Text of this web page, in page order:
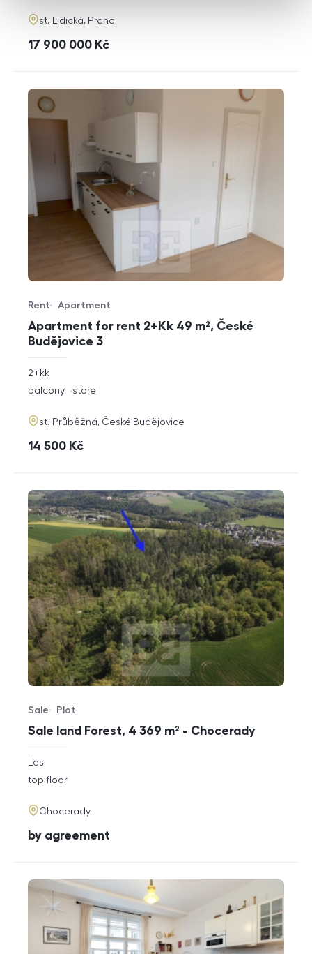
adresa
st. Lidická, Praha
cena
17 900 000 Kč
Apartment for rent 2+Kk 49 m², České
Budějovice 3
Offer type
Rent
Property type
Apartment
rozměry
2+kk
funkce
balcony store
adresa
st. Průběžná, České Budějovice
cena
14 500 Kč
Sale land Forest, 4 369 m² - Chocerady
Offer type
Sale
Property type
Plot
rozměry
disposition
Les
funkce
top floor
adresa
Chocerady
cena
by agreement